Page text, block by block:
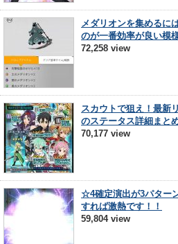
メダリオンを集めるに
のが一番効率が良い模
72,258 view
スカウトで狙え！最新
のステータス詳細まと
70,177 view
☆4確定演出が3パター
すれば激熱です！！
59,804 view